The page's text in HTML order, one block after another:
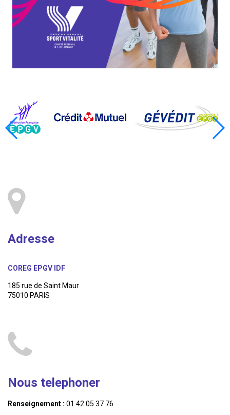
Adresse
COREG EPGV IDF
185 rue de Saint Maur
75010 PARIS
Nous telephoner
Renseignement : 01 42 05 37 76